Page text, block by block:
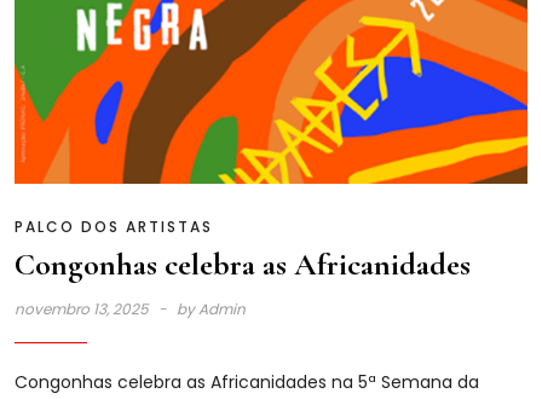
PALCO DOS ARTISTAS
Congonhas celebra as Africanidades
novembro 13, 2025 byAdmin
Congonhas celebra as Africanidades na 5ª Semana da